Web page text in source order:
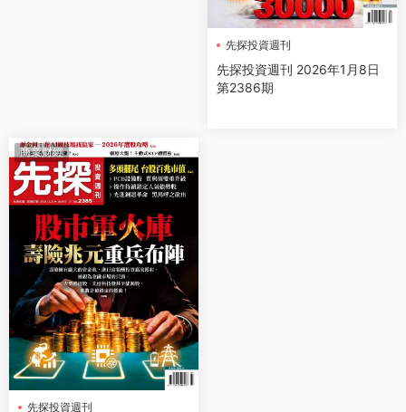
先探投資週刊
先探投資週刊 2026年1月8日
第2386期
商業财經
先探投資週刊